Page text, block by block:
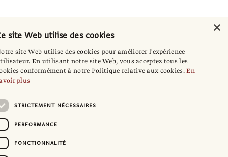
×
site Web utilise des cookies
site Web utilise des cookies pour améliorer l'expérience
En utilisant notre site Web, vous acceptez tous les
conformément à notre Politique relative aux cookies.En
plus
STRICTEMENT NÉCESSAIRES
PERFORMANCE
FONCTIONNALITÉ